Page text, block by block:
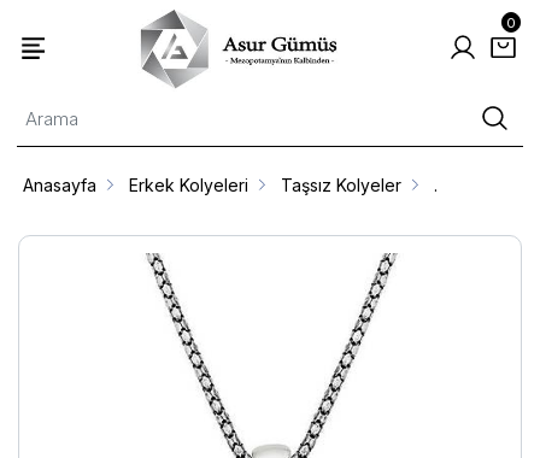
0
Anasayfa Erkek Kolyeleri Taşsız Kolyeler .